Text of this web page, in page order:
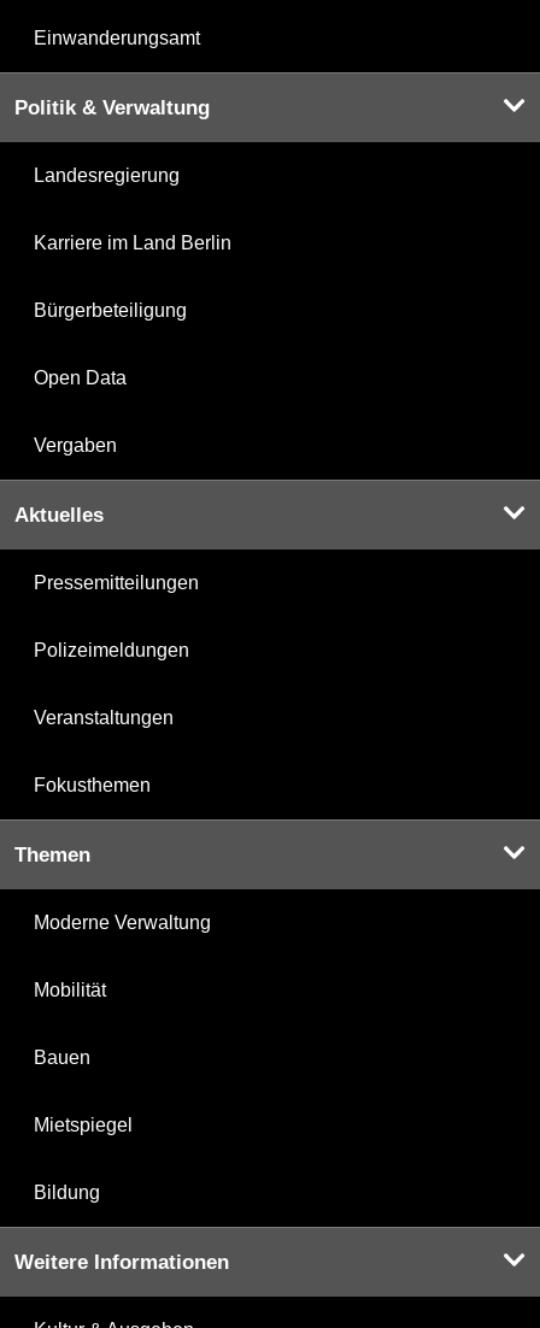
Einwanderungsamt
Politik & Verwaltung
Landesregierung
Karriere im Land Berlin
Bürgerbeteiligung
Open Data
Vergaben
Aktuelles
Pressemitteilungen
Polizeimeldungen
Veranstaltungen
Fokusthemen
Themen
Moderne Verwaltung
Mobilität
Bauen
Mietspiegel
Bildung
Weitere Informationen